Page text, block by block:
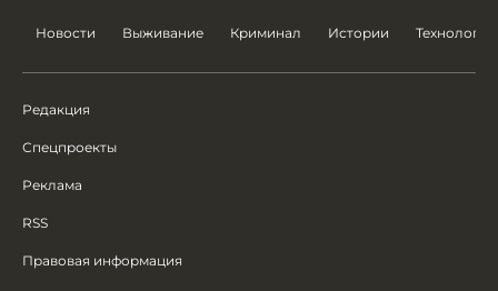
Новости Выживание Криминал Истории Технологии
Редакция
Спецпроекты
Реклама
RSS
Правовая информация